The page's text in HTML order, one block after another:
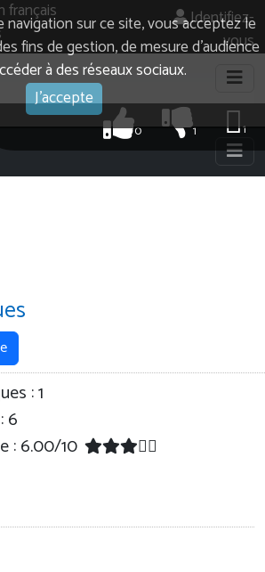
sur ce site, vous acceptez le
fins de gestion, de mesure d’audience
à des réseaux sociaux.
J'accepte
Identifiez-
vous
1
1
0
:1
6
:6.00/10